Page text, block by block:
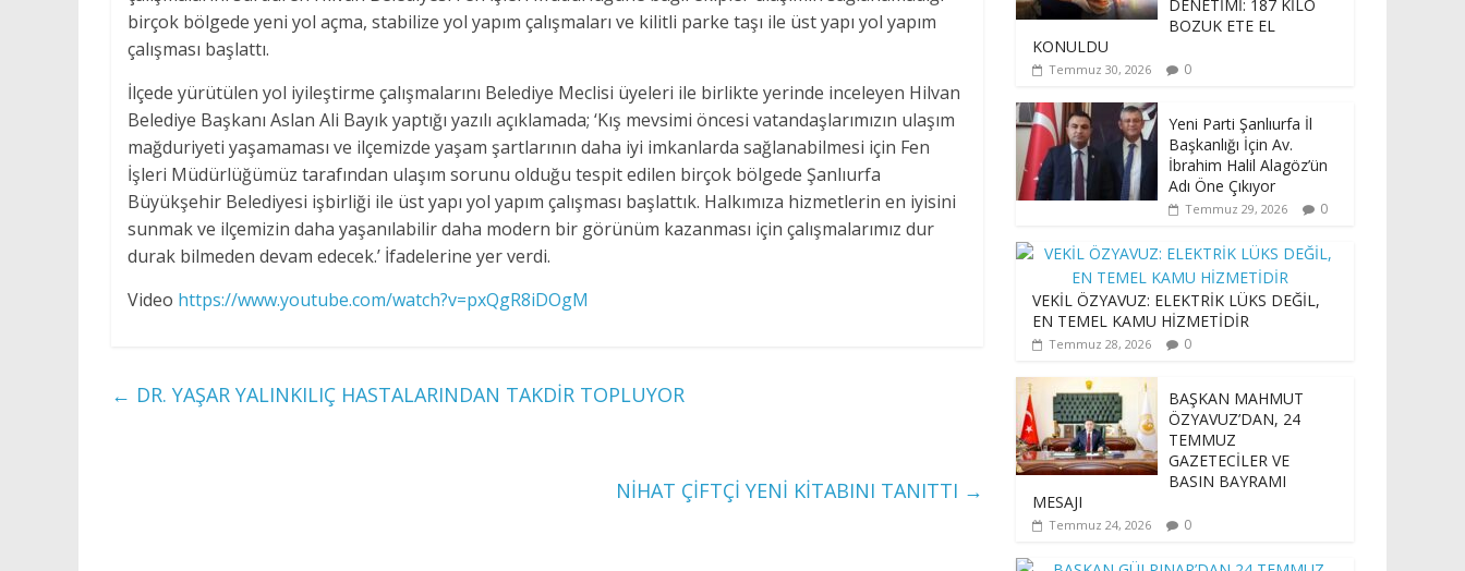
birçok bölgede yeni yol açma, stabilize yol yapım çalışmaları ve kilitli parke taşı ile üst yapı yol yapım
çalışması başlattı.
İlçede yürütülen yol iyileştirme çalışmalarını Belediye Meclisi üyeleri ile birlikte yerinde inceleyen Hilvan
Belediye Başkanı Aslan Ali Bayık yaptığı yazılı açıklamada; ‘Kış mevsimi öncesi vatandaşlarımızın ulaşım
mağduriyeti yaşamaması ve ilçemizde yaşam şartlarının daha iyi imkanlarda sağlanabilmesi için Fen
İşleri Müdürlüğümüz tarafından ulaşım sorunu olduğu tespit edilen birçok bölgede Şanlıurfa
Büyükşehir Belediyesi işbirliği ile üst yapı yol yapım çalışması başlattık. Halkımıza hizmetlerin en iyisini
sunmak ve ilçemizin daha yaşanılabilir daha modern bir görünüm kazanması için çalışmalarımız dur
durak bilmeden devam edecek.’ İfadelerine yer verdi.
Video https://www.youtube.com/watch?v=pxQgR8iDOgM
← DR. YAŞAR YALINKILIÇ HASTALARINDAN TAKDİR TOPLUYOR
NİHAT ÇİFTÇİ YENİ KİTABINI TANITTI →
DENETİMİ: 187 KİLO
BOZUK ETE EL
KONULDU
Temmuz 30, 2026 0
Yeni Parti Şanlıurfa İl
Başkanlığı İçin Av.
İbrahim Halil Alagöz’ün
Adı Öne Çıkıyor
Temmuz 29, 2026 0
VEKİL ÖZYAVUZ: ELEKTRİK LÜKS DEĞİL,
EN TEMEL KAMU HİZMETİDİR
Temmuz 28, 2026 0
BAŞKAN MAHMUT
ÖZYAVUZ’DAN, 24
TEMMUZ
GAZETECİLER VE
BASIN BAYRAMI
MESAJI
Temmuz 24, 2026 0